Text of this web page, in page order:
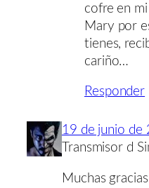
cofre en
Mary por
tienes,
cariño…
Responder
19 de junio de
Transmisor d
Muchas